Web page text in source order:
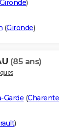
Gironde)
(Gironde)
(85 ans)
Garde (
)